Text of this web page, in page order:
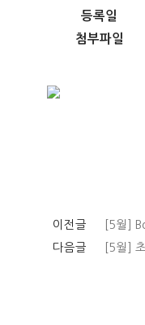
등록일
첨부파일
이전글 [5월]
다음글
[5월]